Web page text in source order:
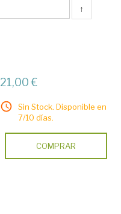
↑
21,00 €
Sin Stock. Disponible en
7/10 días.
COMPRAR